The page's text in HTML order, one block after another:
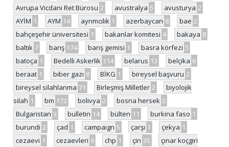
Avrupa Vicdani Ret Bürosu 2 avustralya 5 avusturya 2
AYİM 1 AYM 14 ayrımcılık 1 azerbaycan 8 bae 2
bahçeşehir üniversitesi 1 bakanlar komitesi 4 bakaya 8
baltık 7 barış 174 barış gemisi 1 basra körfezi 5
batoça 1 Bedelli Askerlik 114 belarus 13 belçika 6
beraat 1 biber gazı 8 BİKG 1 bireysel başvuru 2
bireysel silahlanma 71 Birleşmiş Milletler 2
biyolojik
silah 1 bm 172 bolivya 2 bosna hersek 2
Bulgaristan 3 bulletin 14 bülten 11 burkina faso 1
burundi 2 çad 1 campaign 5 çarşı 1 çekya 1
cezaevi 1 cezaevleri 6 chp 1 çin 35
çınar koçgiri